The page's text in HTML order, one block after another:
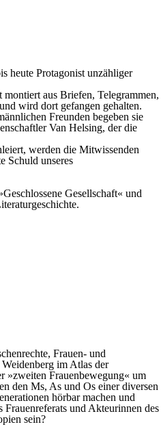
heute Protagonist unzähliger
aus Briefen, Telegrammen,
wird dort gefangen gehalten.
Freunden begeben sie
Van Helsing, der die
werden die Mitwissenden
Schuld unseres
Gesellschaft« und
Frauen- und
im Atlas der
»zweiten Frauenbewegung« um
den Ms, As und Os einer diversen
hörbar machen und
und Akteurinnen des
sein?